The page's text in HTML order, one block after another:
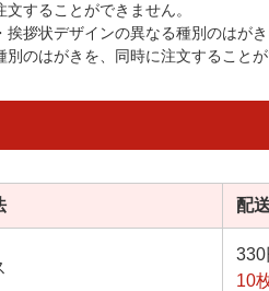
することができません。
拶状デザインの異なる種別のはが
のはがきを、同時に注文することが
配
330
10